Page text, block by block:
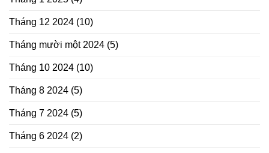
Tháng 12 2024 (10)
Tháng mười một 2024 (5)
Tháng 10 2024 (10)
Tháng 8 2024 (5)
Tháng 7 2024 (5)
Tháng 6 2024 (2)